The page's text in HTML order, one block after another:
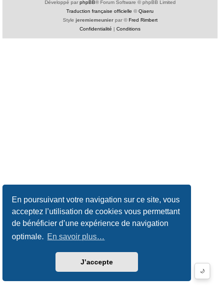
En poursuivant votre navigation sur ce site, vous
acceptez l’utilisation de cookies vous permettant
de bénéficier d’une expérience de navigation
optimale. En savoir plus…
J’accepte
🌙
Développé par phpBB® Forum Software © phpBB Limited
Traduction française officielle ©Qiaeru
Style jeremiemeunierpar ©Fred Rimbert
Confidentialité | Conditions